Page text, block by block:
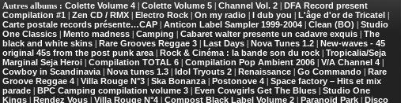
Autres albums : Colette Volume 4| Colette Volume 5| Channel Vol. 2| DFA Record present
Compilation #1
Zen CD / RMX| Electro Rock| On my radio| I dub you L'âge d'or de Tricatel
Carte postale records présente…CAP| Anticon Label Sampler 1999-2004| Clean (BO)
Studio
One Classics| Mento madness| Camping Cabaret walter presente un cadavre exquis| The
black and white skins
Rare Grooves Reggae 3| Last Days| Nova Tunes 1.2| New-waves - 45
original 45s from the post punk area| Rock & Cinéma : la bande son du rock| Tropicalia/Seja
Marginal Seja Heroi| Compilation TOTAL 6| Compilation Pop Ambient 2006| V/A Channel 4|
Cowboy in Scandinavia| Nova tunes 1.3| Idol Tryouts 2| Renaissance| Go Commando| Rare
Groove Reggae 4| Villa Rouge N°3| Ska Bonanza| Postonove 4| Space factory – Hits et mix
parade| BPC Camping compilation volume 3| Even Cowgirls Get The Blues| Studio One
Kings| Rendez Vous| Villa Rouge N°4| Compost Black Label Volume 2| Paranoïd Park| Disco